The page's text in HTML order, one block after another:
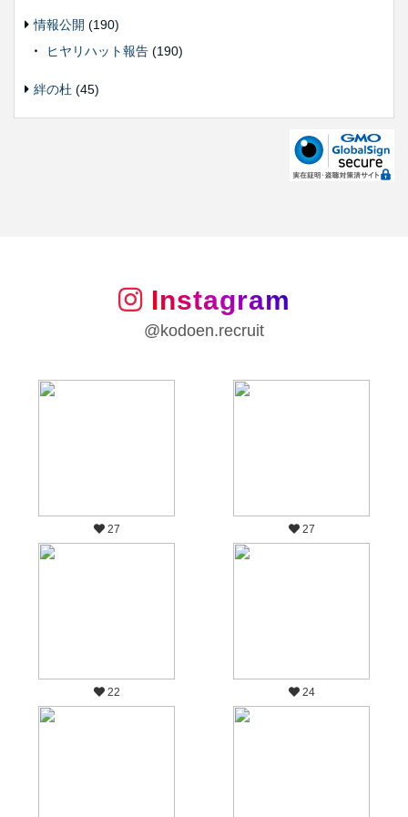
情報公開 (190)
ヒヤリハット報告 (190)
絆の杜 (45)
Instagram
@kodoen.recruit
27 27
22 24